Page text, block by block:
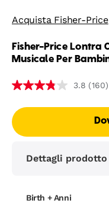
Acquista Fisher-Price
Fisher-Price Lontra
Musicale Per
3.8 (160)
Dettagli prodotto
Birth + Anni